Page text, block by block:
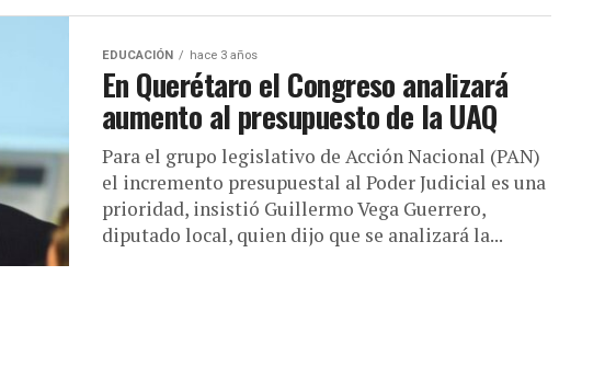
EDUCACIÓN hace 3 años
En Querétaro el Congreso analizará
aumento al presupuesto de la UAQ
Para el grupo legislativo de Acción Nacional (PAN)
el incremento presupuestal al Poder Judicial es una
prioridad, insistió Guillermo Vega Guerrero,
diputado local, quien dijo que se analizará la...